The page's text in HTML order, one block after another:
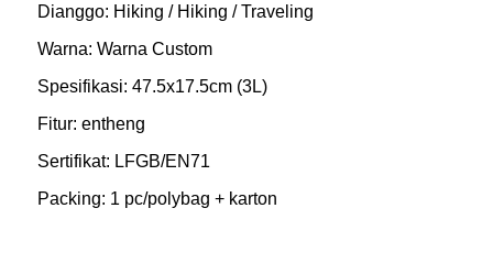
Dianggo: Hiking / Hiking / Traveling
Warna: Warna Custom
Spesifikasi: 47.5x17.5cm (3L)
Fitur: entheng
Sertifikat: LFGB/EN71
Packing: 1 pc/polybag + karton